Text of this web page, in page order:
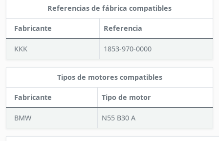
Referencias de fábrica compatibles
Fabricante Referencia
KKK 1853-970-0000
Tipos de motores compatibles
Fabricante Tipo de motor
BMW N55 B30 A